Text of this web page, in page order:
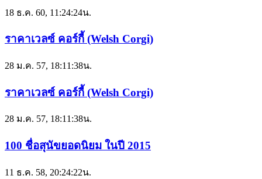
18 ธ.ค. 60, 11:24:24น.
ราคาเวลซ์ คอร์กี้ (Welsh Corgi)
28 ม.ค. 57, 18:11:38น.
ราคาเวลซ์ คอร์กี้ (Welsh Corgi)
28 ม.ค. 57, 18:11:38น.
100 ชื่อสุนัขยอดนิยม ในปี 2015
11 ธ.ค. 58, 20:24:22น.